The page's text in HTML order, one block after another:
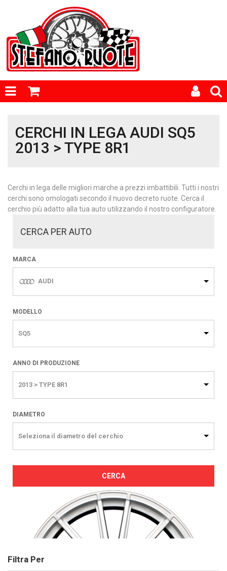
CERCHI IN LEGA AUDI SQ5
2013 > TYPE 8R1
Cerchi in lega delle migliori marche a prezzi imbattibili. Tutti i nostri
cerchi sono omologati secondo il nuovo decreto ruote. Cerca il
cerchio più adatto alla tua auto utilizzando il nostro configuratore.
CERCA PER AUTO
MARCA
AUDI
MODELLO
SQ5
ANNO DI PRODUZIONE
2013 > TYPE 8R1
DIAMETRO
Seleziona il diametro del cerchio
CERCA
Filtra Per